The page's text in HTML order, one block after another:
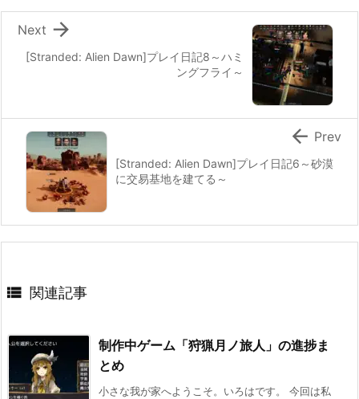
[Stranded: Alien Dawn]プレイ日記8～ハミ
ングフライ～

Next
[Stranded: Alien Dawn]プレイ日記6～砂漠
に交易基地を建てる～
 Prev
 関連記事
制作中ゲーム「狩猟月ノ旅人」の進捗ま
とめ
小さな我が家へようこそ。いろはです。 今回は私